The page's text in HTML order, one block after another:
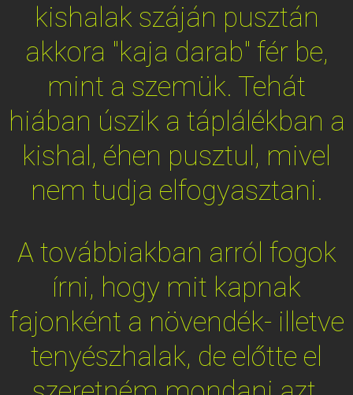
kishalak száján pusztán
akkora "kaja darab" fér be,
mint a szemük. Tehát
hiában úszik a táplálékban a
kishal, éhen pusztul, mivel
nem tudja elfogyasztani.
A továbbiakban arról fogok
írni, hogy mit kapnak
fajonként a növendék- illetve
tenyészhalak, de előtte el